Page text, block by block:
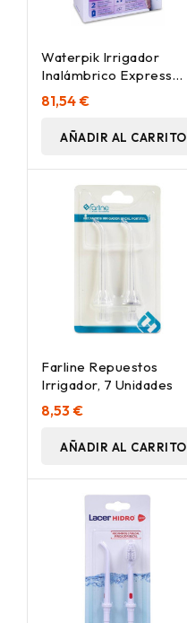
Waterpik Irrigador
Inalámbrico Express
Wp-02, 1 Ud
81,54 €
AÑADIR AL CARRITO
Farline Repuestos
Irrigador, 7 Unidades
8,53 €
AÑADIR AL CARRITO